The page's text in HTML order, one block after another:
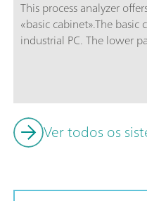
This process analyzer
«basic cabinet».The
industrial PC. The lower
each wet part cabinet
detection to increase
titration, Karl Fischer
all project requirements
cooling or heating,
Ver todos os